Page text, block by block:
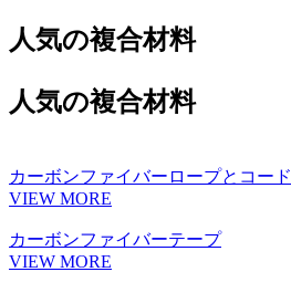
人気の複合材料
人気の複合材料
カーボンファイバーロープとコード
VIEW MORE
カーボンファイバーテープ
VIEW MORE